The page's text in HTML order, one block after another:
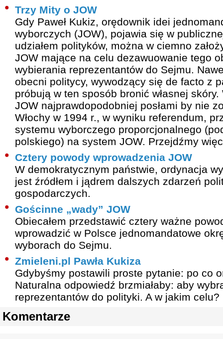
Trzy Mity o JOW
Gdy Paweł Kukiz, orędownik idei
wyborczych (JOW), pojawia się w
udziałem polityków, można w ciemno
JOW mające na celu dezawuowanie tego
wybierania reprezentantów do Sejmu.
obecni politycy, wywodzący się de facto z
próbują w ten sposób bronić własnej
JOW najprawdopodobniej posłami by nie
Włochy w 1994 r., w wyniku referendum,
systemu wyborczego proporcjonalnego
polskiego) na system JOW. Przejdźmy
Cztery powody wprowadzenia JOW
W demokratycznym państwie, ordynacja
jest źródłem i jądrem dalszych zdarzeń
gospodarczych.
Gościnne „wady” JOW
Obiecałem przedstawić cztery ważne
wprowadzić w Polsce jednomandatowe
wyborach do Sejmu.
Zmieleni.pl Pawła Kukiza
Gdybyśmy postawili proste pytanie: po co
Naturalna odpowiedź brzmiałaby: aby
reprezentantów do polityki. A w jakim celu?
Komentarze